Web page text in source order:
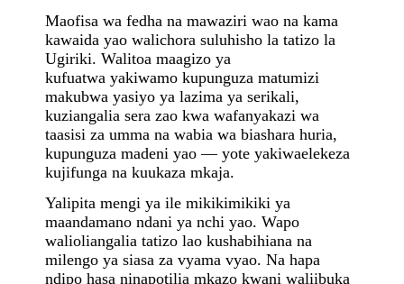
Maofisa wa fedha na mawaziri wao na kama
kawaida yao walichora suluhisho la tatizo la
Ugiriki. Walitoa maagizo ya
kufuatwa yakiwamo kupunguza matumizi
makubwa yasiyo ya lazima ya serikali,
kuziangalia sera zao kwa wafanyakazi wa
taasisi za umma na wabia wa biashara huria,
kupunguza madeni yao — yote yakiwaelekeza
kujifunga na kuukaza mkaja.
Yalipita mengi ya ile mikikimikiki ya
maandamano ndani ya nchi yao. Wapo
walioliangalia tatizo lao kushabihiana na
milengo ya siasa za vyama vyao. Na hapa
ndipo hasa ninapotilia mkazo kwani waliibuka